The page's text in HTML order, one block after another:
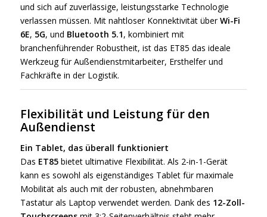
und sich auf zuverlässige, leistungsstarke Technologie
verlassen müssen. Mit nahtloser Konnektivität überWi-Fi
6E, 5G, und Bluetooth 5.1, kombiniert mit
branchenführender Robustheit, ist das ET85 das ideale
Werkzeug für Außendienstmitarbeiter, Ersthelfer und
Fachkräfte in der Logistik.
Flexibilität und Leistung für den
Außendienst
Ein Tablet, das überall funktioniert
Das ET85bietet ultimative Flexibilität. Als 2-in-1-Gerät
kann es sowohl als eigenständiges Tablet für maximale
Mobilität als auch mit der robusten, abnehmbaren
Tastatur als Laptop verwendet werden. Dank des 12-Zoll-